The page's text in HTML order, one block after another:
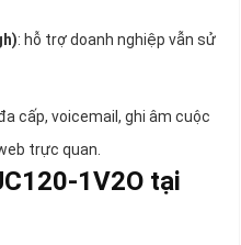
: hỗ trợ doanh nghiệp vẫn sử
cấp, voicemail, ghi âm cuộc
trực quan.
1V2O tại